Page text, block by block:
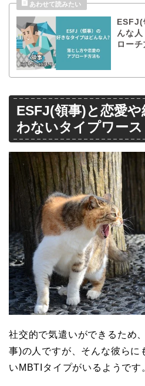
ESFJ(
んな
ロー
ESFJ(領事)と恋愛
わないタイプワース
社交的で気遣いができるため
事)の人ですが、そんな彼らに
いMBTIタイプがいるようです